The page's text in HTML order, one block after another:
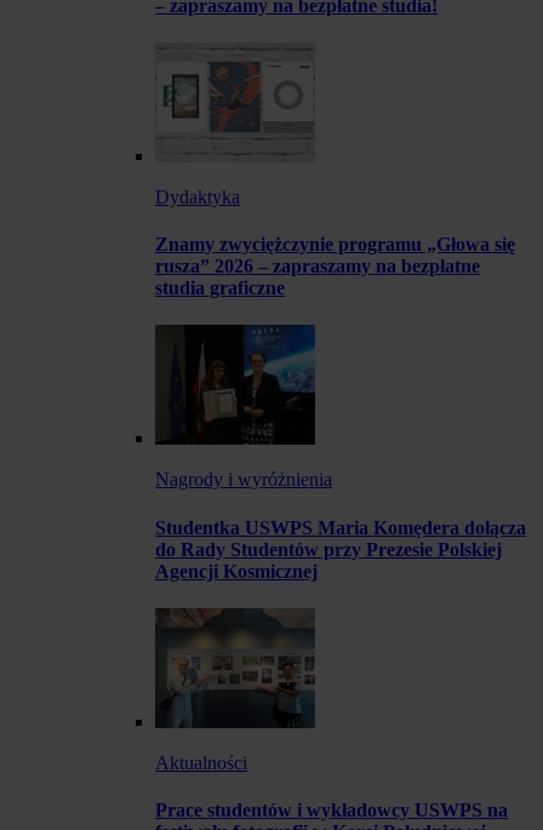
– zapraszamy na bezpłatne studia!
Dydaktyka
Znamy zwyciężczynie programu „Głowa się
rusza” 2026 – zapraszamy na bezpłatne
studia graficzne
Nagrody i wyróżnienia
Studentka USWPS Maria Komędera dołącza
do Rady Studentów przy Prezesie Polskiej
Agencji Kosmicznej
Aktualności
Prace studentów i wykładowcy USWPS na